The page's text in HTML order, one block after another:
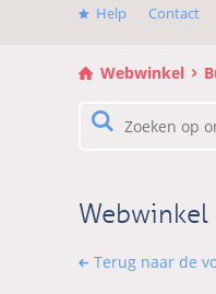
hoofdmenu
Help Contact
Webwinkel
Webwinkel
Terug naar de